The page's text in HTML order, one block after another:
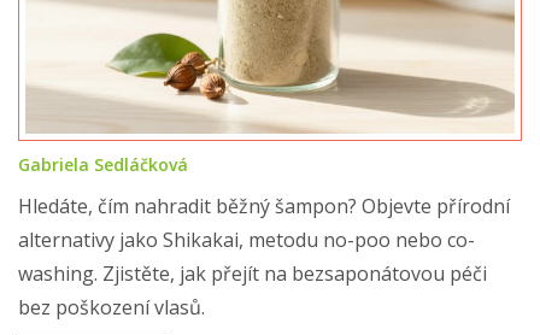
Gabriela Sedláčková
Hledáte, čím nahradit běžný šampon? Objevte přírodní
alternativy jako Shikakai, metodu no-poo nebo co-
washing. Zjistěte, jak přejít na bezsaponátovou péči
bez poškození vlasů.